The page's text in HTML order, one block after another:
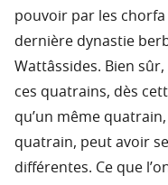
pouvoir par les
dernière dynastie
Wattâssides. Bien
ces quatrains, dès
qu’un même
quatrain, peut avoir
différentes. Ce que